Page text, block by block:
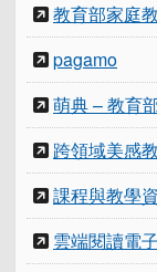
教育部家庭
pagamo
萌典 – 教育
跨領域美感
課程與教學
雲端閱讀電